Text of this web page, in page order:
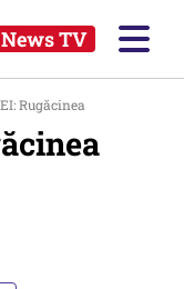
TV
Rugăcinea